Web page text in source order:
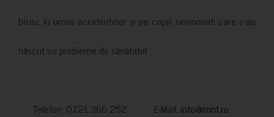
brusc în urma accidentelor și pe copiii nevinovati care s-au
născut cu probleme de sănătate!
Telefon: 0721 366 252 E-Mail: info@mnf.ro